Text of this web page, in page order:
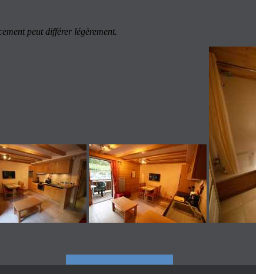
peut différer légèrement.